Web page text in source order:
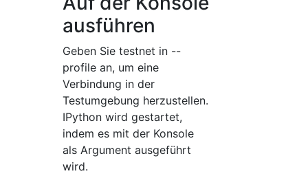
ausführen
Geben Sie testnet in --
profile an, um eine
Verbindung in der
Testumgebung herzustellen.
IPython wird gestartet,
indem es mit der Konsole
als Argument ausgeführt
wird.